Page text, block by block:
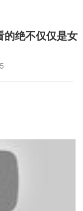
的绝不仅仅是女